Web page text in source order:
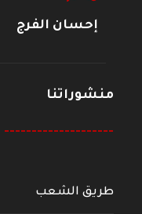
إحسان الفرج
منشوراتنا
--------------------
طريق الشعب